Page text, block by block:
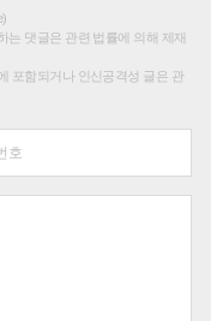
는 댓글은 관련 법률에 의해 제재
포함되거나 인신공격성 글은 관